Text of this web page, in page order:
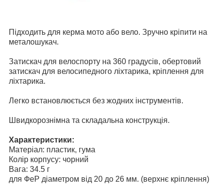
Підходить для керма мото або вело. Зручно кріпити на
металошукач.
Затискач для велоспорту на 360 градусів, обертовий
затискач для велосипедного ліхтарика, кріплення для
ліхтарика.
Легко встановлюється без жодних інструментів.
Швидкорознімна та складальна конструкція.
Характеристики:
Матеріал: пластик, гума
Колір корпусу: чорний
Вага: 34.5 г
для ФеР діаметром від 20 до 26 мм. (верхнє кріплення)